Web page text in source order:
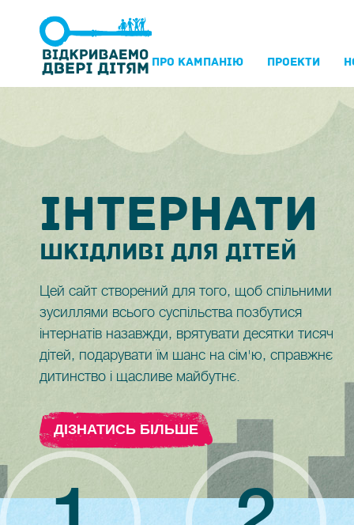
ПРО КАМПАНIЮ ПРОЕКТИ
IНТЕРНАТИ
ШКIДЛИВI ДЛЯ ДIТЕЙ
Цей сайт створений для того, щоб спільними
зусиллями всього суспільства позбутися
інтернатів назавжди, врятувати десятки тисяч
дітей, подарувати їм шанс на сім'ю, справжнє
дитинство і щасливе майбутнє.
ДIЗНАТИСЬ БIЛЬШЕ